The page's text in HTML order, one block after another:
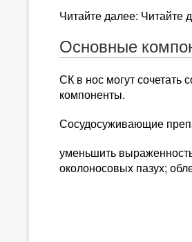
Читайте далее: Читайте
Основные
СК в нос могут
компоненты.
Сосудосуживающие
уменьшить
околоносовых пазух;